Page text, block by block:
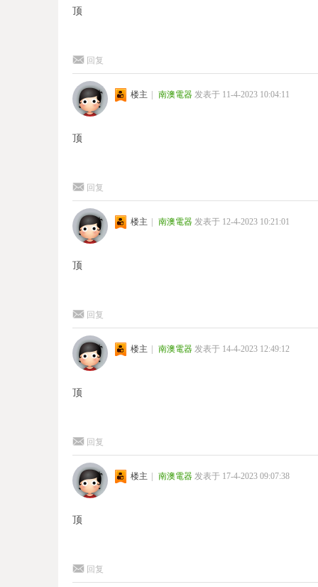
顶
回复
楼主 | 南澳電器 发表于 11-4-2023 10:04:11
顶
回复
楼主 | 南澳電器 发表于 12-4-2023 10:21:01
顶
回复
楼主 | 南澳電器 发表于 14-4-2023 12:49:12
顶
回复
楼主 | 南澳電器 发表于 17-4-2023 09:07:38
顶
回复